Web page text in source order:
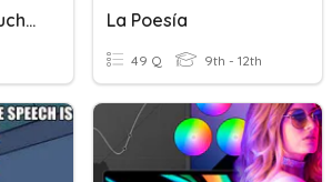
La Literatura Gauchesca La Poesía
49 Q 9th - 12th